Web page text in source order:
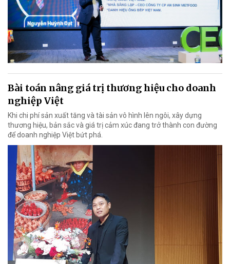
Bài toán nâng giá trị thương hiệu cho doanh
nghiệp Việt
Khi chi phí sản xuất tăng và tài sản vô hình lên ngôi, xây dựng
thương hiệu, bản sắc và giá trị cảm xúc đang trở thành con đường
để doanh nghiệp Việt bứt phá.